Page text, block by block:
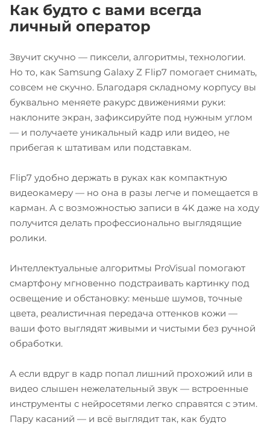
Как будто с вами всегда
личный оператор
Звучит скучно — пиксели, алгоритмы, технологии.
Но то, как Samsung Galaxy Z Flip7 помогает снимать,
совсем не скучно. Благодаря складному корпусу вы
буквально меняете ракурс движениями руки:
наклоните экран, зафиксируйте под нужным углом
— и получаете уникальный кадр или видео, не
прибегая к штативам или подставкам.
Flip7 удобно держать в руках как компактную
видеокамеру — но она в разы легче и помещается в
карман. А с возможностью записи в 4K даже на ходу
получится делать профессионально выглядящие
ролики.
Интеллектуальные алгоритмы ProVisual помогают
смартфону мгновенно подстраивать картинку под
освещение и обстановку: меньше шумов, точные
цвета, реалистичная передача оттенков кожи —
ваши фото выглядят живыми и чистыми без ручной
обработки.
А если вдруг в кадр попал лишний прохожий или в
видео слышен нежелательный звук — встроенные
инструменты с нейросетями легко справятся с этим.
Пару касаний — и всё выглядит так, как будто